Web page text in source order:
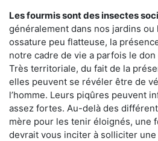
Les fourmis sont des insectes
généralement dans nos jardins ou
ossature peu flatteuse, la
notre cadre de vie a parfois le don
Très territoriale, du fait de la
elles peuvent se révéler être de
l’homme. Leurs piqûres peuvent
assez fortes. Au-delà des
mère pour les tenir éloignés, une
devrait vous inciter à solliciter une